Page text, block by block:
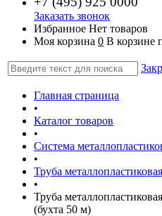
Заказать звонок
Избранное Нет товаров
Моя корзина 0 В корзине
Главная страница
•
Каталог товаров
•
Система
•
Труба
•
Труба
(бухта 50 м)